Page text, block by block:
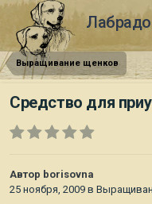
Выращивание щенков
Средство для
Автор borisovna
25 ноября, 2009 в